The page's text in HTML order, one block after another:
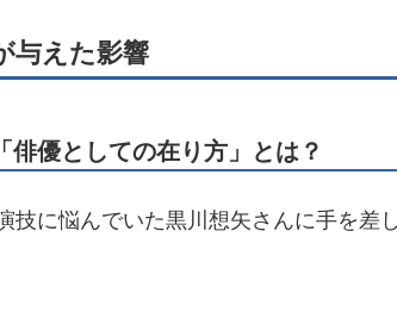
与えた影響
俳優としての在り方」とは？
技に悩んでいた黒川想矢さんに手を差